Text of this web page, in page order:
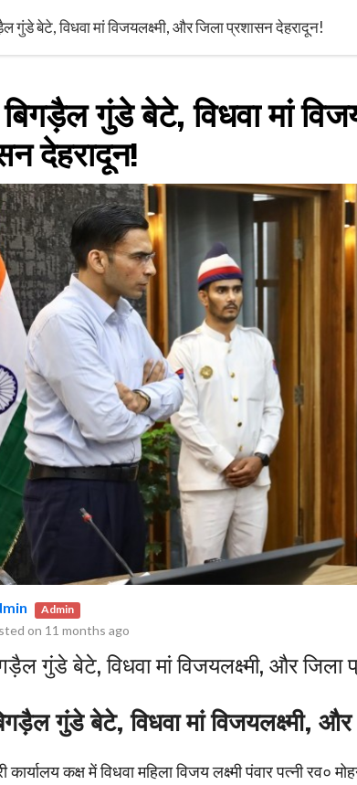
गुंडे बेटे, विधवा मां विजयलक्ष्मी, और जिला प्रशासन देहरादून!
गुंडे बेटे, विधवा मां
देहरादून!
Admin
on 11 months ago
गुंडे बेटे, विधवा मां विजयलक्ष्मी, और जिला
गुंडे बेटे, विधवा मां विजयलक्ष्मी,
कार्यालय कक्ष में विधवा महिला विजय लक्ष्मी पंवार पत्नी रव०